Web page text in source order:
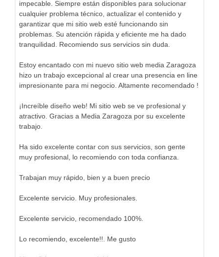
impecable. Siempre están disponibles para solucionar
cualquier problema técnico, actualizar el contenido y
garantizar que mi sitio web esté funcionando sin
problemas. Su atención rápida y eficiente me ha dado
tranquilidad. Recomiendo sus servicios sin duda.
Estoy encantado con mi nuevo sitio web media Zaragoza
hizo un trabajo excepcional al crear una presencia en line
impresionante para mi negocio. Altamente recomendado !
¡Increíble diseño web! Mi sitio web se ve profesional y
atractivo. Gracias a Media Zaragoza por su excelente
trabajo.
Ha sido excelente contar con sus servicios, son gente
muy profesional, lo recomiendo con toda confianza.
Trabajan muy rápido, bien y a buen precio
Excelente servicio. Muy profesionales.
Excelente servicio, recomendado 100%.
Lo recomiendo, excelente!!. Me gusto